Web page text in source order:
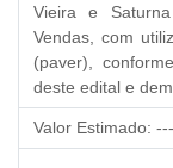
Vieira e
Vendas, com
(paver),
deste edital e
Valor Estimado: ---